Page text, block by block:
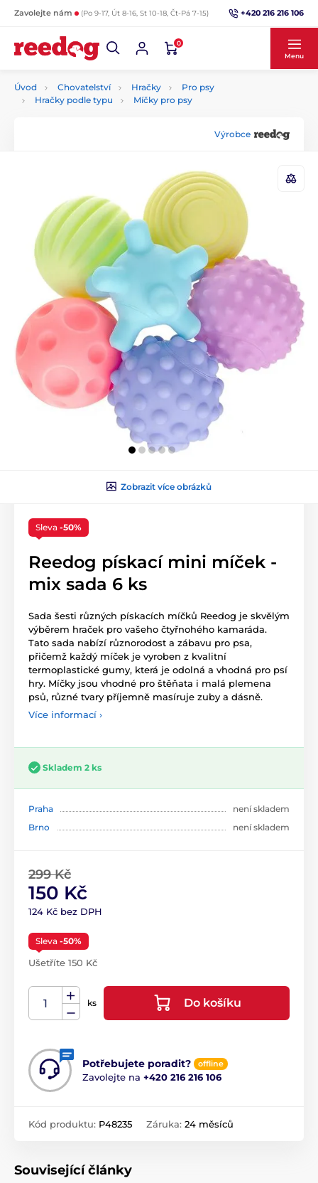
Zavolejte nám (Po 9-17, Út 8-16, St 10-18, Čt-Pá 7-15) +420 216 216 106
0
Menu
Úvod Chovatelství Hračky
Pro psy
Hračky podle typu
Míčky pro psy
Výrobce
Zobrazit více obrázků
Sleva -50%
Reedog pískací mini míček -
mix sada 6 ks
Sada šesti různých pískacích míčků Reedog je skvělým
výběrem hraček pro vašeho čtyřnohého kamaráda.
Tato sada nabízí různorodost a zábavu pro psa,
přičemž každý míček je vyroben z kvalitní
termoplastické gumy, která je odolná a vhodná pro psí
hry. Míčky jsou vhodné pro štěňata i malá plemena
psů, různé tvary příjemně masíruje zuby a dásně.
Více informací ›
Skladem 2 ks
Praha
není skladem
Brno
není skladem
299 Kč
150 Kč
124 Kč bez DPH
Sleva -50%
Ušetříte 150 Kč
ks Do košíku
Potřebujete poradit? offline
Zavolejte na +420 216 216 106
Kód produktu: P48235 Záruka: 24 měsíců
Související články